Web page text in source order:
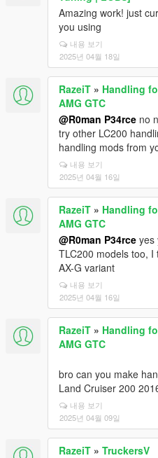
Amazing work! just
you using
내용 보기
2025년 04월 18일
RazeiT » Handling
AMG GTC
@R0man P34rce no
try other LC200
handling mods from
내용 보기
2025년 04월 16일
RazeiT » Handling
AMG GTC
@R0man P34rce yes
TLC200 models too, I
AX-G variant
내용 보기
2025년 04월 16일
RazeiT » Handling
AMG GTC
bro can you make
Land Cruiser 200
내용 보기
2025년 04월 09일
RazeiT » TruckersV